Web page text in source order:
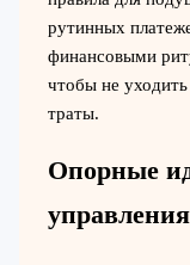
рутинных
финансовыми
чтобы не
траты.
Опорные